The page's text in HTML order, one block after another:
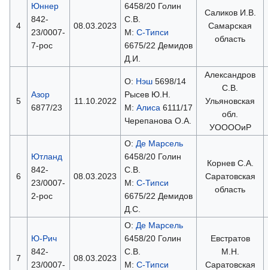
4
Юннер
842-
23/0007-
7-рос
08.03.2023
6458/20 Голин
С.В.
М: С-Типси
6675/22 Демидов
Д.И.
Саликов И.В.
Самарская
область
5
Азор
6877/23
11.10.2022
О: Нэш5698/14
Рысев Ю.Н.
М: Алиса 6111/17
Черепанова О.А.
Александров
С.В.
Ульяновская
обл.
УООООиР
6
Ютланд
842-
23/0007-
2-рос
08.03.2023
О: Де Марсель
6458/20 Голин
С.В.
М: С-Типси
6675/22 Демидов
Д.С.
Корнев С.А.
Саратовская
область
7
Ю-Рич
842-
23/0007-
08.03.2023
О: Де Марсель
6458/20 Голин
С.В.
М: С-Типси
Евстратов
М.Н.
Саратовская